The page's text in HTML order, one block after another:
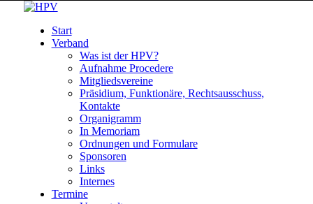
Start
Verband
Was ist der HPV?
Aufnahme Procedere
Mitgliedsvereine
Präsidium, Funktionäre, Rechtsausschuss,
Kontakte
Organigramm
In Memoriam
Ordnungen und Formulare
Sponsoren
Links
Internes
Termine